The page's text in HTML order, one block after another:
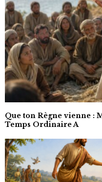
Que ton Règne vienne :
Temps Ordinaire A